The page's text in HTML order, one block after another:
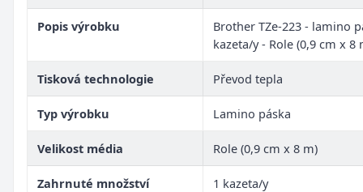
Popis výrobku
Brother TZe-223 - lamino
kazeta/y - Role (0,9 cm x 8
Tisková technologie Převod tepla
Typ výrobku Lamino páska
Velikost média Role (0,9 cm x 8 m)
Zahrnuté množství 1 kazeta/y